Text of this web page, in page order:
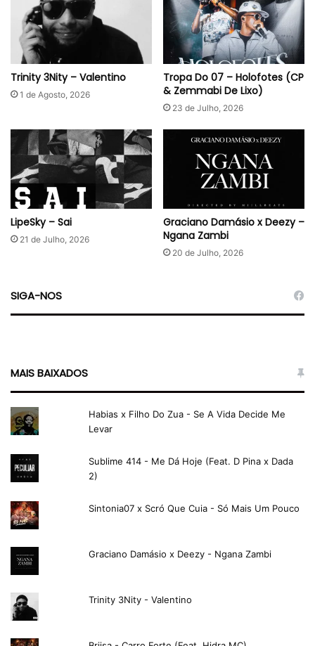
Trinity 3Nity – Valentino
1 de Agosto, 2026
Tropa Do 07 – Holofotes (CP
& Zemmabi De Lixo)
23 de Julho, 2026
LipeSky – Sai
21 de Julho, 2026
Graciano Damásio x Deezy –
Ngana Zambi
20 de Julho, 2026
SIGA-NOS
MAIS BAIXADOS
Habias x Filho Do Zua - Se A Vida Decide Me
Levar
Sublime 414 - Me Dá Hoje (Feat. D Pina x Dada
2)
Sintonia07 x Scró Que Cuia - Só Mais Um Pouco
Graciano Damásio x Deezy - Ngana Zambi
Trinity 3Nity - Valentino